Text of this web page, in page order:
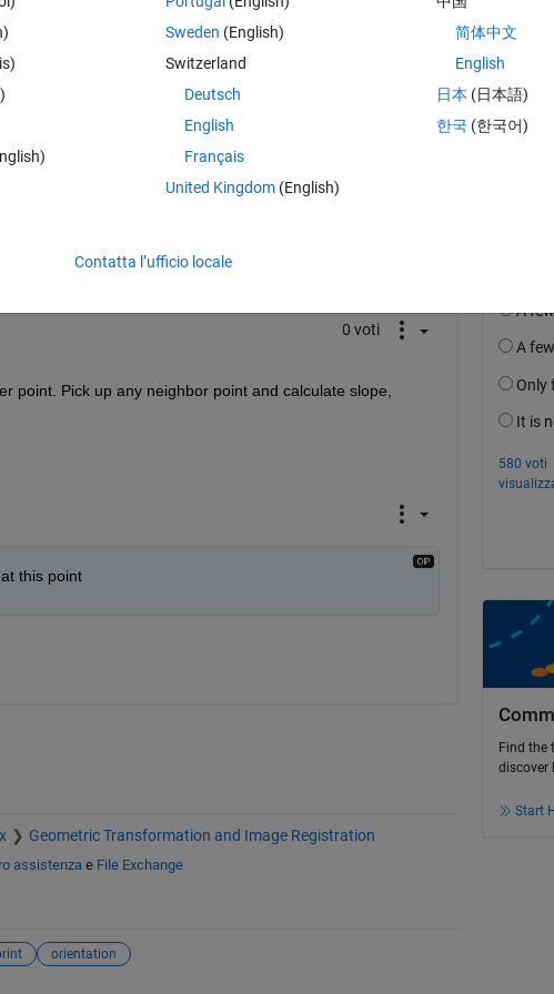
Accedi per rispondere a questa domanda.
0 voti
point. Pick up any neighbor point and calculate slope,
this point
Geometric Transformation and Image Registration
assistenzae File Exchange
orientation
Find the
discover
Start
Sweden (English)
Switzerland
Deutsch
English
Français
United Kingdom(English)
简体中文
English
日本 (日本語)
한국 (한국어)
Contatta l’ufficio locale